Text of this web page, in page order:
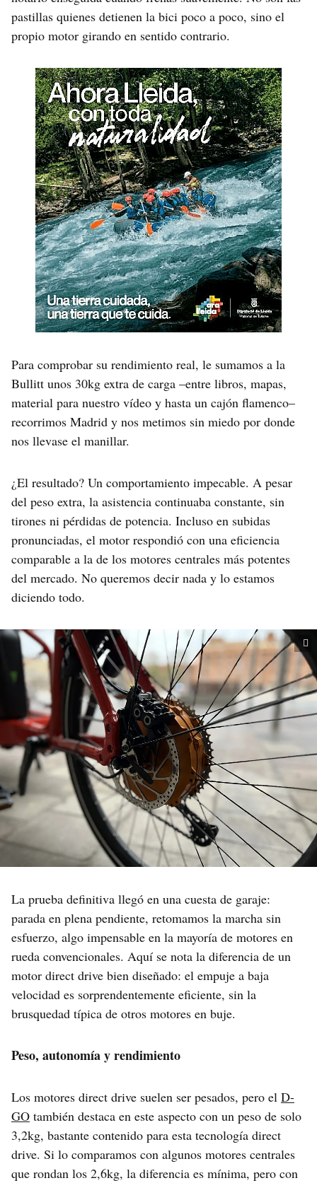
pastillas quienes detienen la bici poco a poco, sino el
propio motor girando en sentido contrario.
Para comprobar su rendimiento real, le sumamos a la
Bullitt unos 30kg extra de carga –entre libros, mapas,
material para nuestro vídeo y hasta un cajón flamenco–
recorrimos Madrid y nos metimos sin miedo por donde
nos llevase el manillar.
¿El resultado? Un comportamiento impecable. A pesar
del peso extra, la asistencia continuaba constante, sin
tirones ni pérdidas de potencia. Incluso en subidas
pronunciadas, el motor respondió con una eficiencia
comparable a la de los motores centrales más potentes
del mercado. No queremos decir nada y lo estamos
diciendo todo.
La prueba definitiva llegó en una cuesta de garaje:
parada en plena pendiente, retomamos la marcha sin
esfuerzo, algo impensable en la mayoría de motores en
rueda convencionales. Aquí se nota la diferencia de un
motor direct drive bien diseñado: el empuje a baja
velocidad es sorprendentemente eficiente, sin la
brusquedad típica de otros motores en buje.
Peso, autonomía y rendimiento
Los motores direct drive suelen ser pesados, pero el D-
GO también destaca en este aspecto con un peso de solo
3,2kg, bastante contenido para esta tecnología direct
drive. Si lo comparamos con algunos motores centrales
que rondan los 2,6kg, la diferencia es mínima, pero con